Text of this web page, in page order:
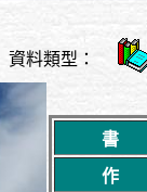
資料類型：
書
作